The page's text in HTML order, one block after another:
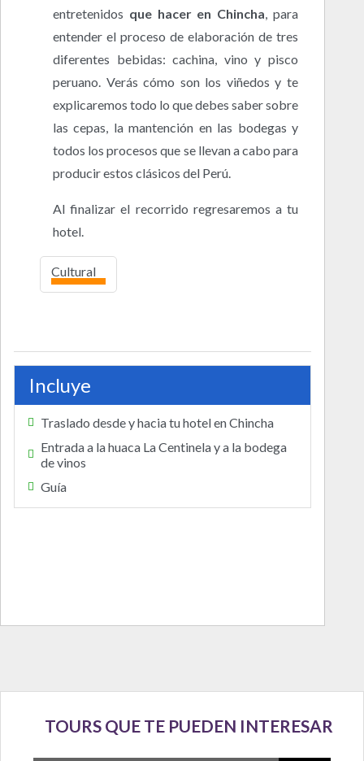
entretenidos que hacer en Chincha, para
entender el proceso de elaboración de tres
diferentes bebidas: cachina, vino y pisco
peruano. Verás cómo son los viñedos y te
explicaremos todo lo que debes saber sobre
las cepas, la mantención en las bodegas y
todos los procesos que se llevan a cabo para
producir estos clásicos del Perú.
Al finalizar el recorrido regresaremos a tu
hotel.
Cultural
alto
Incluye
Traslado desde y hacia tu hotel en Chincha
Entrada a la huaca La Centinela y a la bodega
de vinos
Guía
TOURS QUE TE PUEDEN INTERESAR